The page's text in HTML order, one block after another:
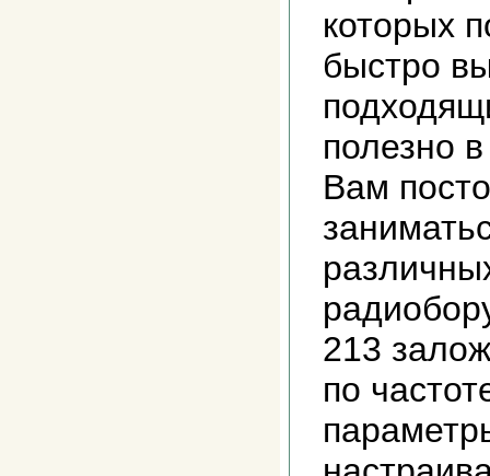
которых
быстро
полезно
Вам
213
по